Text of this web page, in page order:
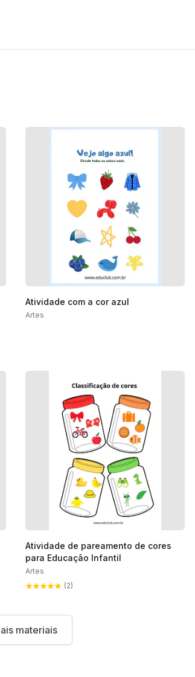
Atividade com a cor azul
Artes
Atividade de pareamento de cores
para Educação Infantil
Artes
(2)
materiais